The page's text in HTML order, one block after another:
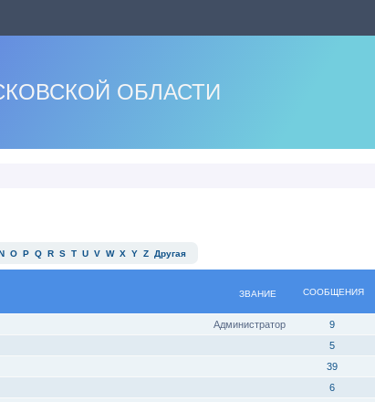
ОБЛАСТИ
O P Q R S T U V W X Y Z Другая
ЗВАНИЕ СООБЩЕНИЯ
Администратор 9
5
39
6